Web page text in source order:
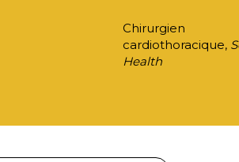
Chirurgien
cardiothoracique,
Health